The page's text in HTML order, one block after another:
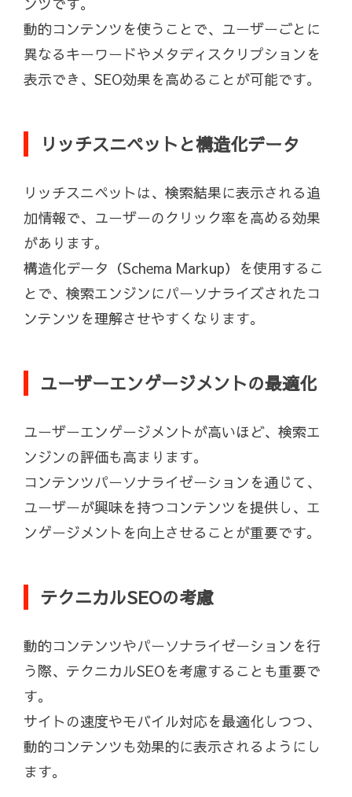
動的コンテンツを使うことで、ユーザーごとに
異なるキーワードやメタディスクリプションを
表示でき、SEO効果を高めることが可能です。
リッチスニペットと構造化データ
リッチスニペットは、検索結果に表示される追
加情報で、ユーザーのクリック率を高める効果
があります。
構造化データ（Schema Markup）を使用するこ
とで、検索エンジンにパーソナライズされたコ
ンテンツを理解させやすくなります。
ユーザーエンゲージメントの最適化
ユーザーエンゲージメントが高いほど、検索エ
ンジンの評価も高まります。
コンテンツパーソナライゼーションを通じて、
ユーザーが興味を持つコンテンツを提供し、エ
ンゲージメントを向上させることが重要です。
テクニカルSEOの考慮
動的コンテンツやパーソナライゼーションを行
う際、テクニカルSEOを考慮することも重要で
す。
サイトの速度やモバイル対応を最適化しつつ、
動的コンテンツも効果的に表示されるようにし
ます。